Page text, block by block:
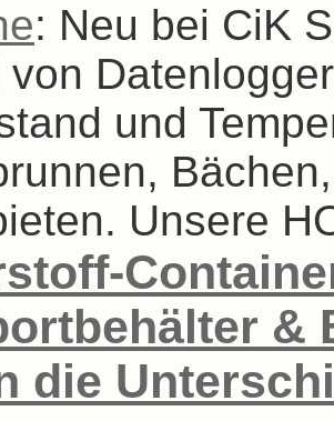
: Neu bei CiK
und
Unsere
&
die